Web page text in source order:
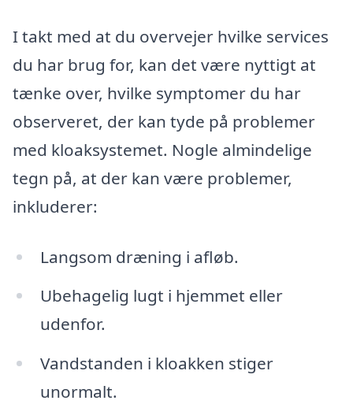
I takt med at du overvejer hvilke services
du har brug for, kan det være nyttigt at
tænke over, hvilke symptomer du har
observeret, der kan tyde på problemer
med kloaksystemet. Nogle almindelige
tegn på, at der kan være problemer,
inkluderer:
Langsom dræning i afløb.
Ubehagelig lugt i hjemmet eller
udenfor.
Vandstanden i kloakken stiger
unormalt.